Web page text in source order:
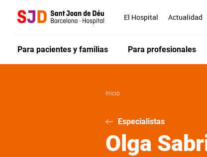
El Hospital Actualidad
Para pacientes y familias Para profesionales
Inicio
Especialistas
Olga